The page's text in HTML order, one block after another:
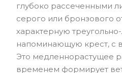
глубоко рассеченными
серого или бронзового
характерную
напоминающую крест, с
Это медленнорастущее
временем формирует